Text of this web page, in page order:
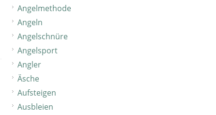
Angelmethode
Angeln
Angelschnüre
Angelsport
Angler
Äsche
Aufsteigen
Ausbleien